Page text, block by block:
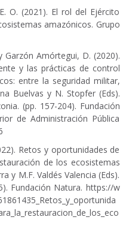
O. (2021). El rol del Ejército
amazónicos. Grupo
Garzón Amórtegui, D. (2020).
y las prácticas de control
entre la seguridad militar,
Buelvas y N. Stopfer (Eds).
(pp. 157-204). Fundación
de Administración Pública
Retos y oportunidades de
de los ecosistemas
y M.F. Valdés Valencia (Eds).
Fundación Natura. https://w